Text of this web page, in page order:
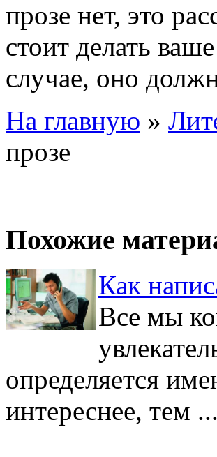
прозе нет, это
стоит делать
случае, оно
На главную »
прозе
Похожие
Как
Все мы
определяется
интереснее, тем ...